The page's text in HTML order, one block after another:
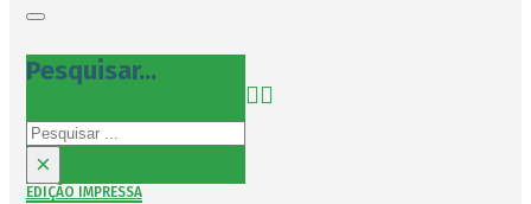
Pesquisar...
Pesquisar
×
EDIÇÃO IMPRESSA